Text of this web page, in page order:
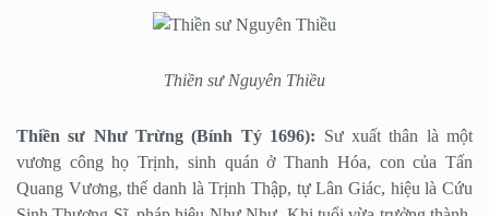
Thiền sư Nguyên Thiều
Thiền sư Như Trừng (Bính Tý 1696): Sư xuất thân là một
vương công họ Trịnh, sinh quán ở Thanh Hóa, con của Tấn
Quang Vương, thế danh là Trịnh Thập, tự Lân Giác, hiệu là Cứu